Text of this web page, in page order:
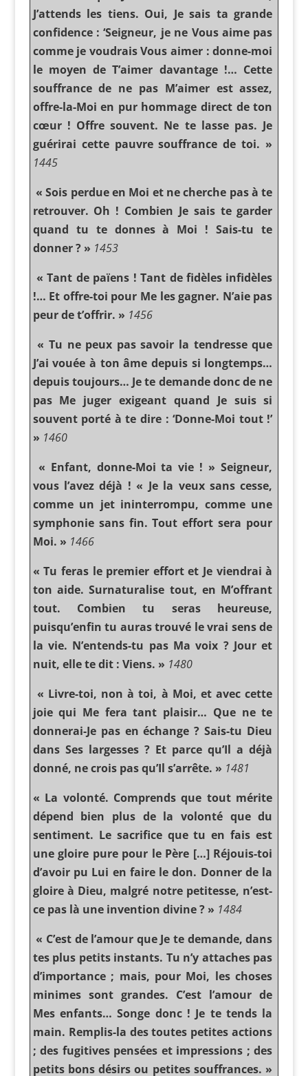
J’attends les tiens. Oui, Je sais ta grande
confidence : ‘Seigneur, je ne Vous aime pas
comme je voudrais Vous aimer : donne-moi
le moyen de T’aimer davantage !… Cette
souffrance de ne pas M’aimer est assez,
offre-la-Moi en pur hommage direct de ton
cœur ! Offre souvent. Ne te lasse pas. Je
guérirai cette pauvre souffrance de toi. »
1445
« Sois perdue en Moi et ne cherche pas à te
retrouver. Oh ! Combien Je sais te garder
quand tu te donnes à Moi ! Sais-tu te
donner ? » 1453
« Tant de païens ! Tant de fidèles infidèles
!… Et offre-toi pour Me les gagner. N’aie pas
peur de t’offrir. » 1456
« Tu ne peux pas savoir la tendresse que
J’ai vouée à ton âme depuis si longtemps…
depuis toujours… Je te demande donc de ne
pas Me juger exigeant quand Je suis si
souvent porté à te dire : ‘Donne-Moi tout !’
» 1460
« Enfant, donne-Moi ta vie ! » Seigneur,
vous l’avez déjà ! « Je la veux sans cesse,
comme un jet ininterrompu, comme une
symphonie sans fin. Tout effort sera pour
Moi. » 1466
« Tu feras le premier effort et Je viendrai à
ton aide. Surnaturalise tout, en M’offrant
tout. Combien tu seras heureuse,
puisqu’enfin tu auras trouvé le vrai sens de
la vie. N’entends-tu pas Ma voix ? Jour et
nuit, elle te dit : Viens. » 1480
« Livre-toi, non à toi, à Moi, et avec cette
joie qui Me fera tant plaisir… Que ne te
donnerai-Je pas en échange ? Sais-tu Dieu
dans Ses largesses ? Et parce qu’Il a déjà
donné, ne crois pas qu’Il s’arrête. » 1481
« La volonté. Comprends que tout mérite
dépend bien plus de la volonté que du
sentiment. Le sacrifice que tu en fais est
une gloire pure pour le Père […] Réjouis-toi
d’avoir pu Lui en faire le don. Donner de la
gloire à Dieu, malgré notre petitesse, n’est-
ce pas là une invention divine ? » 1484
« C’est de l’amour que Je te demande, dans
tes plus petits instants. Tu n’y attaches pas
d’importance ; mais, pour Moi, les choses
minimes sont grandes. C’est l’amour de
Mes enfants… Songe donc ! Je te tends la
main. Remplis-la des toutes petites actions
; des fugitives pensées et impressions ; des
petits bons désirs ou petites souffrances. »